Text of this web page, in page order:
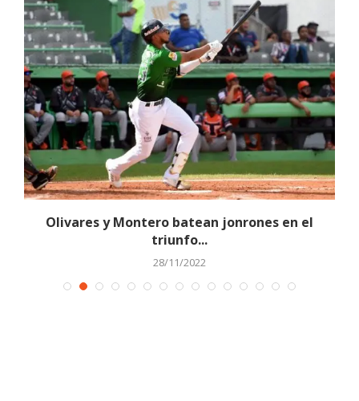
Olivares y Montero batean jonrones en el
triunfo...
28/11/2022